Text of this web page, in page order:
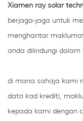
Xiamen ray solar
berjaga-jaga untuk
menghantar
anda dilindungi
di mana sahaja kami
data kad kredit),
kepada kami dengan